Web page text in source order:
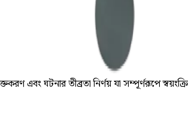
এবং ঘটনার তীব্রতা নির্ণয় যা সম্পূর্ণরূপে